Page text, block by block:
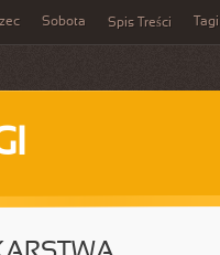
Sobota Spis Treści Tagi